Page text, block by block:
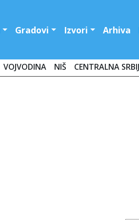
Gradovi Izvori Arhiva
VOJVODINA NIŠ CENTRALNA